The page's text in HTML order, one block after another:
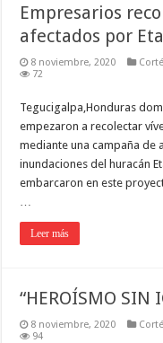
Empresarios
afectados por Eta
8 noviembre, 2020
72
Tegucigalpa,Honduras
empezaron a recolectar
mediante una campaña de
inundaciones del huracán
embarcaron en este
Leer más
“HEROÍSMO SIN
8 noviembre, 2020
94